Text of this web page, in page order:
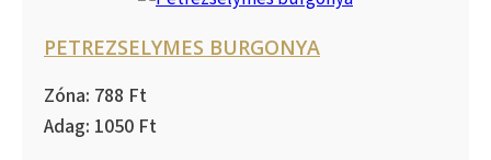
PETREZSELYMES BURGONYA
788
1050